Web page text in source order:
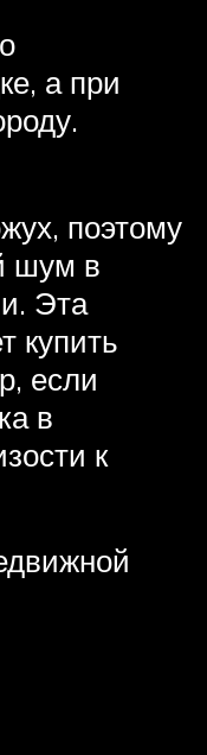
а при
поэтому
шум в
Эта
купить
если
в
к